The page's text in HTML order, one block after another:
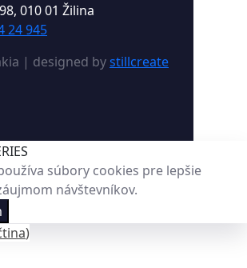
010 01 Žilina
24 945
| designed bystillcreate
súbory cookies pre lepšie
návštevníkov.
)